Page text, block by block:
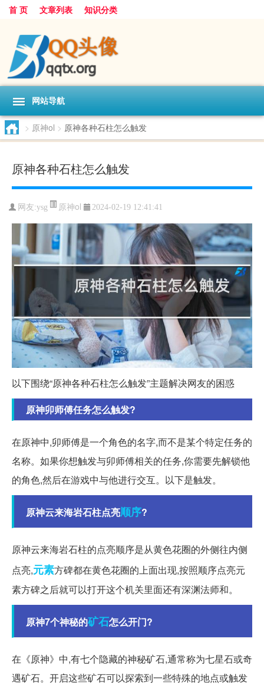
首 页 文章列表 知识分类
网站导航
> 原神ol > 原神各种石柱怎么触发
原神各种石柱怎么触发
网友:ysg 原神ol 2024-02-19 12:41:41
以下围绕“原神各种石柱怎么触发”主题解决网友的困惑
原神卯师傅任务怎么触发?
在原神中,卯师傅是一个角色的名字,而不是某个特定任务的
名称。如果你想触发与卯师傅相关的任务,你需要先解锁他
的角色,然后在游戏中与他进行交互。以下是触发。
原神云来海岩石柱点亮顺序?
原神云来海岩石柱的点亮顺序是从黄色花圈的外侧往内侧
点亮,元素方碑都在黄色花圈的上面出现,按照顺序点亮元
素方碑之后就可以打开这个机关里面还有深渊法师和。
原神7个神秘的矿石怎么开门?
在《原神》中,有七个隐藏的神秘矿石,通常称为七星石或奇
遇矿石。开启这些矿石可以探索到一些特殊的地点或触发